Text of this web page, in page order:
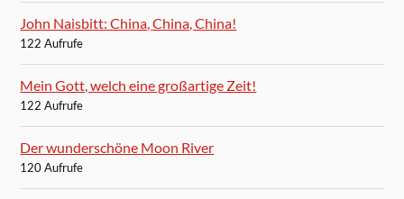
John Naisbitt: China, China, China!
122 Aufrufe
Mein Gott, welch eine großartige Zeit!
122 Aufrufe
Der wunderschöne Moon River
120 Aufrufe